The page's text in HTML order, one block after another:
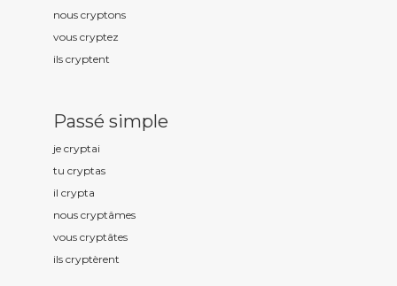
nous cryptons
vous cryptez
ils cryptent
Passé simple
je cryptai
tu cryptas
il crypta
nous cryptâmes
vous cryptâtes
ils cryptèrent